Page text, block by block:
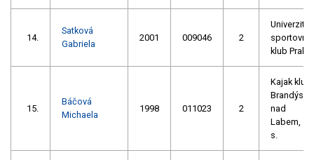
14.
Satková
Gabriela
2001 009046 2
Univerzitní
sportovní
klub Praha
15.
Báčová
Michaela
1998 011023 2
Kajak klub
Brandýs
nad
Labem, z.
s.